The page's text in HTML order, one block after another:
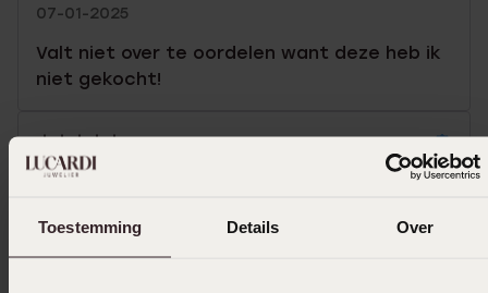
Toestemming Details Over
07-01-2025
Valt niet over te oordelen want deze heb ik
niet gekocht!
19-12-2024 - Els v.